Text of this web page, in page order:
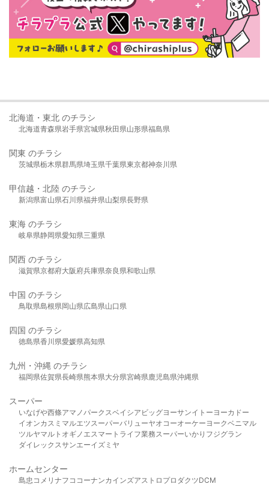
北海道・東北 のチラシ
北海道青森県岩手県宮城県秋田県山形県福島県
関東 のチラシ
茨城県栃木県群馬県埼玉県千葉県東京都神奈川県
甲信越・北陸 のチラシ
新潟県富山県石川県福井県山梨県長野県
東海 のチラシ
岐阜県静岡県愛知県三重県
関西 のチラシ
滋賀県京都府大阪府兵庫県奈良県和歌山県
中国 のチラシ
鳥取県島根県岡山県広島県山口県
四国 のチラシ
徳島県香川県愛媛県高知県
九州・沖縄 のチラシ
福岡県佐賀県長崎県熊本県大分県宮崎県鹿児島県沖縄県
スーパー
いなげや西條アマノパークスベイシア ビッグヨーサンイトーヨーカドー
イオンカスミ マルエツスーパーバリューヤオコーオーケー ヨークベニマル
ツルヤマルト オギノ エスマート ライフ業務スーパーいかり フジグラン
ダイレックスサンエーイズミヤ
ホームセンター
島忠 コメリ ナフコ コーナンカインズアストロプロダクツDCM